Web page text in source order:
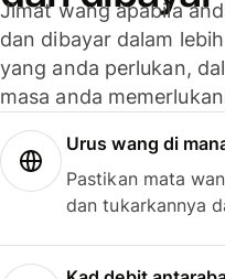
Jimat wang apabila
dan dibayar dalam
yang anda perlukan,
masa anda
Urus wang di
Pastikan mata
dan tukarkannya